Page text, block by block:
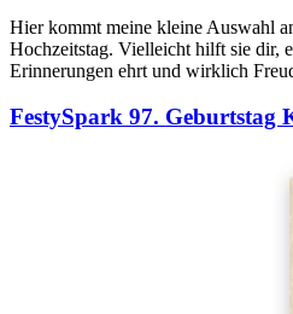
Hier kommt meine kleine Auswahl
Hochzeitstag. Vielleicht hilft sie dir,
Erinnerungen ehrt und wirklich
FestySpark 97. Geburtstag